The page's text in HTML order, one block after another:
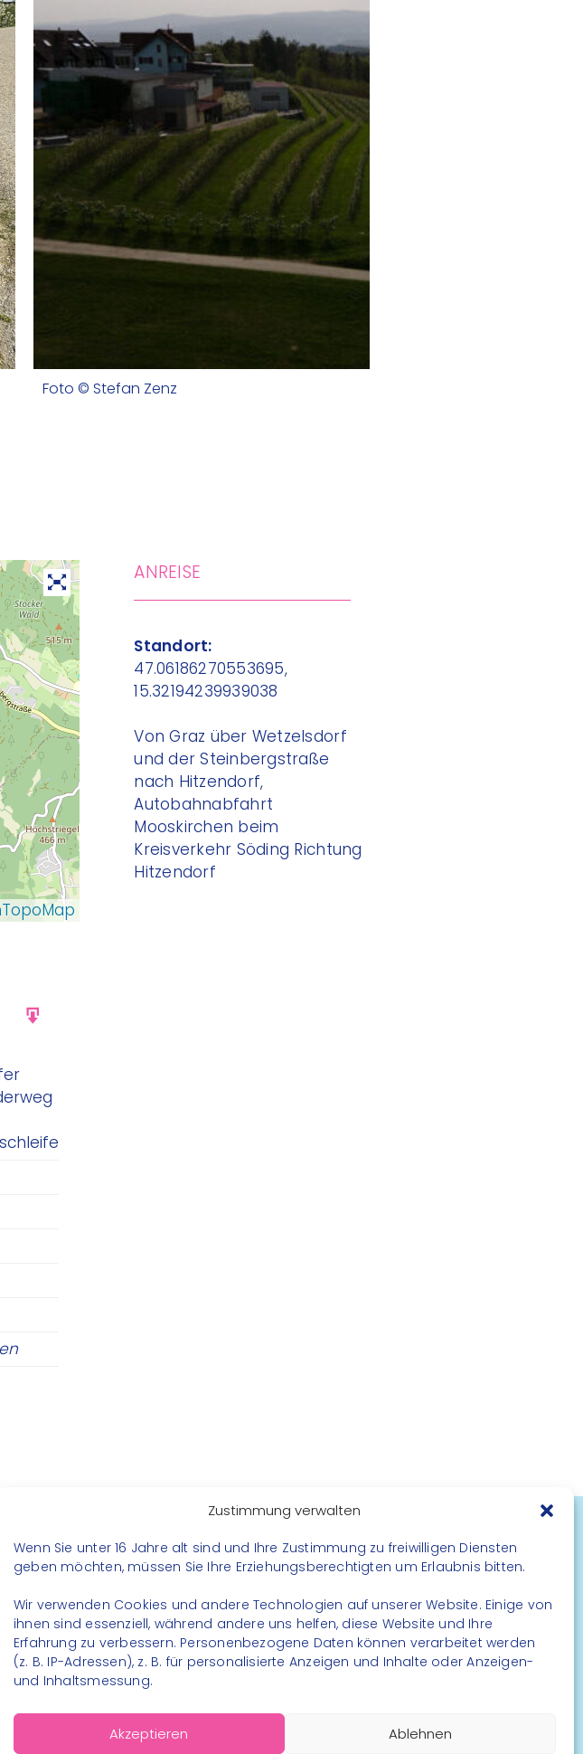
Zustimmung verwalten
Wenn Sie unter 16 Jahre alt sind und Ihre Zustimmung zu freiwilligen Diensten
geben möchten, müssen Sie Ihre Erziehungsberechtigten um Erlaubnis bitten.
Wir verwenden Cookies und andere Technologien auf unserer Website. Einige von
ihnen sind essenziell, während andere uns helfen, diese Website und Ihre
Erfahrung zu verbessern. Personenbezogene Daten können verarbeitet werden
(z. B. IP-Adressen), z. B. für personalisierte Anzeigen und Inhalte oder Anzeigen-
und Inhaltsmessung.
Akzeptieren Ablehnen
Foto © Stefan Zenz
ANREISE
Standort:
47.06186270553695,
15.32194239939038
Von Graz über Wetzelsdorf
und der Steinbergstraße
nach Hitzendorf,
Autobahnabfahrt
Mooskirchen beim
Kreisverkehr Söding Richtung
Hitzendorf
FOLGE UNS
Instagram
Facebook